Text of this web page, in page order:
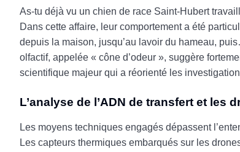
As-tu déjà vu un chien de race Saint-Hubert
Dans cette affaire, leur comportement a été
depuis la maison, jusqu’au lavoir du hameau,
olfactif, appelée « cône d’odeur », suggère
scientifique majeur qui a réorienté les
L’analyse de l’ADN de transfert et les
Les moyens techniques engagés dépassent
Les capteurs thermiques embarqués sur les